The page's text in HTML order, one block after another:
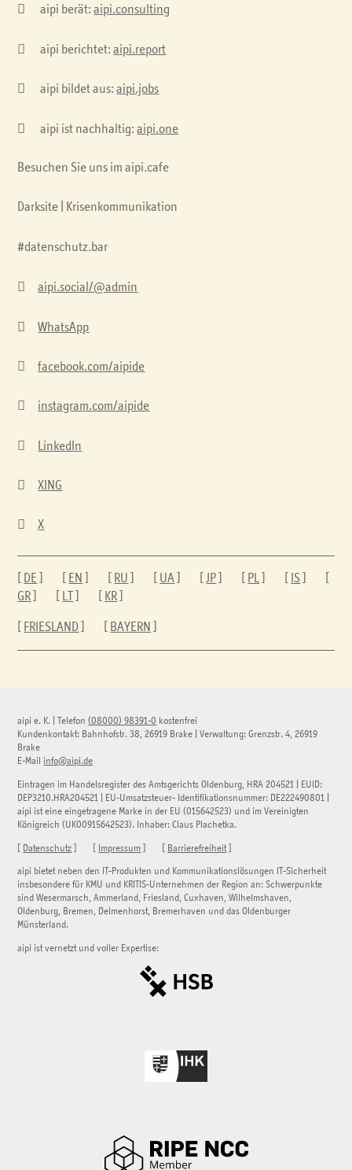
 aipi berät:aipi.consulting
 aipi berichtet:aipi.report
 aipi bildet aus:aipi.jobs
 aipi ist nachhaltig:aipi.one
Besuchen Sie uns im aipi.cafe
Darksite | Krisenkommunikation
#datenschutz.bar
 aipi.social/@admin
 WhatsApp
 facebook.com/aipide
 instagram.com/aipide
 LinkedIn
 XING
 X
DE EN RU UA ] [JP PL IS
GR
LT KR
[ FRIESLAND] [ BAYERN ]
aipi e. K. |Telefon(08000) 98391-0 kostenfrei
Kundenkontakt: Bahnhofstr. 38,26919 Brake | Verwaltung:Grenzstr. 4,26919
Brake
E-Mail info@aipi.de
Eintragen im Handelsregister des Amtsgerichts Oldenburg, HRA 204521 | EUID:
DEP3210.HRA204521 | EU-Umsatzsteuer- Identifikationsnummer: DE222490801 |
aipi ist eine eingetragene Marke in der EU (015642523) und im Vereinigten
Königreich (UK00915642523). Inhaber: Claus Plachetka.
Datenschutz Impressum Barrierefreiheit]
aipi bietet neben den IT-Produkten und Kommunikationslösungen IT-Sicherheit
insbesondere für KMU und KRITIS-Unternehmen der Region an: Schwerpunkte
sind Wesermarsch, Ammerland, Friesland, Cuxhaven, Wilhelmshaven,
Oldenburg, Bremen, Delmenhorst, Bremerhaven und das Oldenburger
Münsterland.
aipi ist vernetzt und voller Expertise: